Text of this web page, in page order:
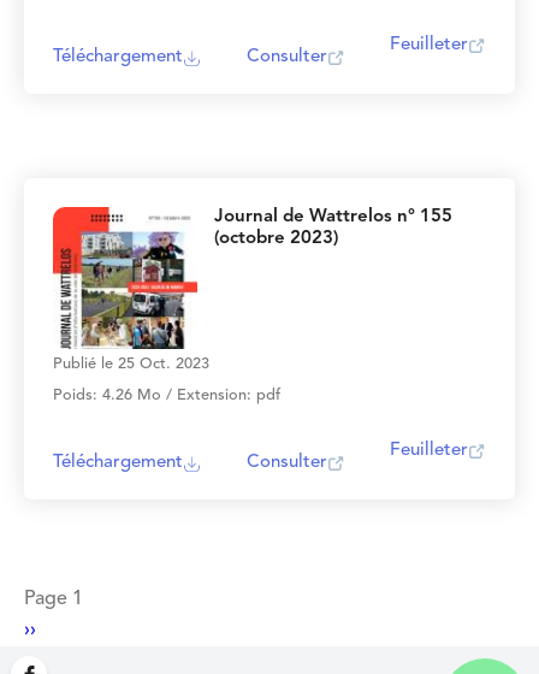
Téléchargement Consulter
Feuilleter
Journal de Wattrelos n° 155
(octobre 2023)
Publié le 25 Oct. 2023
Poids: 4.26 Mo / Extension: pdf
Téléchargement Consulter
Feuilleter
Pagination
Page 1
Page
suivante
››